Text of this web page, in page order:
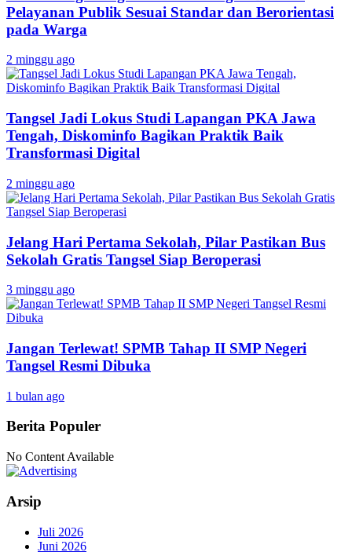
Pelayanan Publik Sesuai Standar dan Berorientasi
pada Warga
2 minggu ago
Tangsel Jadi Lokus Studi Lapangan PKA Jawa
Tengah, Diskominfo Bagikan Praktik Baik
Transformasi Digital
2 minggu ago
Jelang Hari Pertama Sekolah, Pilar Pastikan Bus
Sekolah Gratis Tangsel Siap Beroperasi
3 minggu ago
Jangan Terlewat! SPMB Tahap II SMP Negeri
Tangsel Resmi Dibuka
1 bulan ago
Berita Populer
No Content Available
Arsip
Juli 2026
Juni 2026